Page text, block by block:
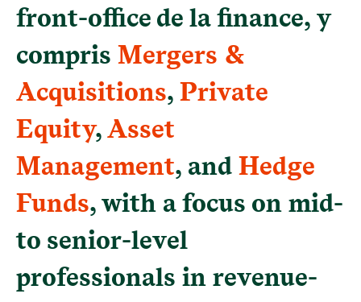
front-office de la finance, y
compris Mergers &
Acquisitions, Private
Equity,Asset
Management, and Hedge
Funds, with a focus on mid-
to senior-level
professionals in revenue-